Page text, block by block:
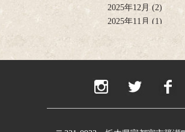
2025年12月 (2)
2025年11月 (1)
2025年8月(2)
2025年4月